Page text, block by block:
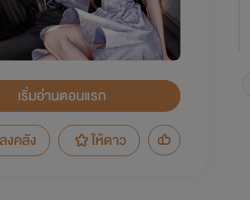
เริ่มอ่านตอนแรก
งคลัง
ให้ดาว